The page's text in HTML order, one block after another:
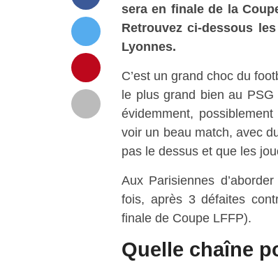
seraen finale de la
Retrouvez ci-dessous
Lyonnes.
C’est un grand choc du
le plus grand bien au PSG
évidemment,
voir un beau match, avec
pas le dessus et que les
Aux Parisiennes
fois, après 3 défaites
finale de Coupe LFFP).
Quelle chaîne